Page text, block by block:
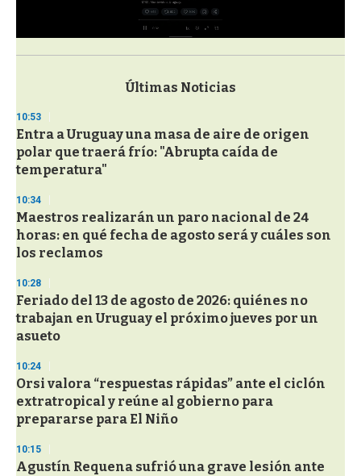
s
d
s
o
f
3
s
e
c
o
n
s
Últimas Noticias
10:53
Entra a Uruguay una masa de aire de origen
polar que traerá frío: "Abrupta caída de
temperatura"
10:34
Maestros realizarán un paro nacional de 24
horas: en qué fecha de agosto será y cuáles son
los reclamos
10:28
Feriado del 13 de agosto de 2026: quiénes no
trabajan en Uruguay el próximo jueves por un
asueto
10:24
Orsi valora “respuestas rápidas” ante el ciclón
extratropical y reúne al gobierno para
prepararse para El Niño
10:15
Agustín Requena sufrió una grave lesión ante